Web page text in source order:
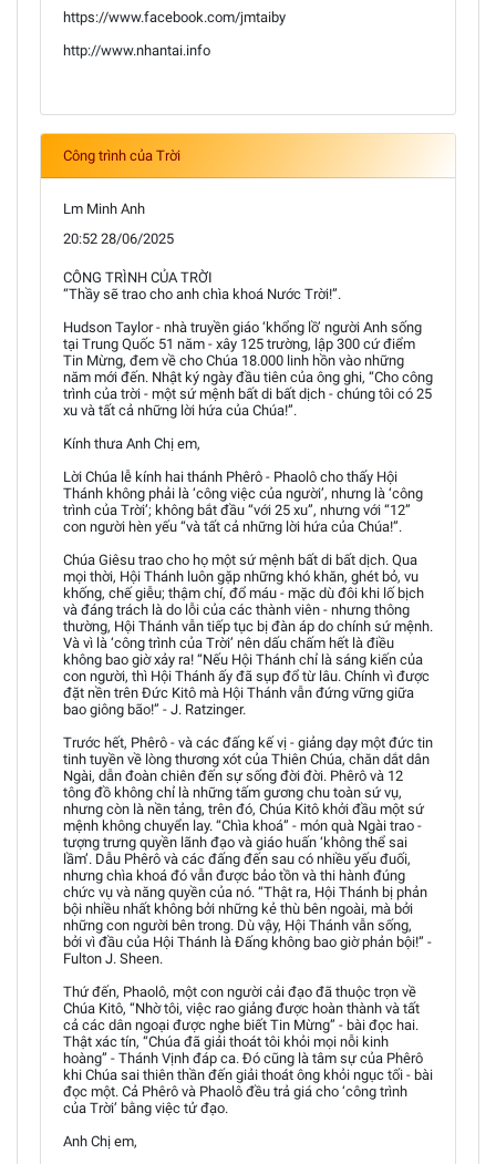
https://www.facebook.com/jmtaiby
http://www.nhantai.info
Công trình của Trời
Lm Minh Anh
20:52 28/06/2025
CÔNG TRÌNH CỦA TRỜI
“Thầy sẽ trao cho anh chìa khoá Nước Trời!”.
Hudson Taylor - nhà truyền giáo ‘khổng lồ’ người Anh sống
tại Trung Quốc 51 năm - xây 125 trường, lập 300 cứ điểm
Tin Mừng, đem về cho Chúa 18.000 linh hồn vào những
năm mới đến. Nhật ký ngày đầu tiên của ông ghi, “Cho công
trình của trời - một sứ mệnh bất di bất dịch - chúng tôi có 25
xu và tất cả những lời hứa của Chúa!”.
Kính thưa Anh Chị em,
Lời Chúa lễ kính hai thánh Phêrô - Phaolô cho thấy Hội
Thánh không phải là ‘công việc của người’, nhưng là ‘công
trình của Trời’; không bắt đầu “với 25 xu”, nhưng với “12”
con người hèn yếu “và tất cả những lời hứa của Chúa!”.
Chúa Giêsu trao cho họ một sứ mệnh bất di bất dịch. Qua
mọi thời, Hội Thánh luôn gặp những khó khăn, ghét bỏ, vu
khống, chế giễu; thậm chí, đổ máu - mặc dù đôi khi lố bịch
và đáng trách là do lỗi của các thành viên - nhưng thông
thường, Hội Thánh vẫn tiếp tục bị đàn áp do chính sứ mệnh.
Và vì là ‘công trình của Trời’ nên dấu chấm hết là điều
không bao giờ xảy ra! “Nếu Hội Thánh chỉ là sáng kiến của
con người, thì Hội Thánh ấy đã sụp đổ từ lâu. Chính vì được
đặt nền trên Đức Kitô mà Hội Thánh vẫn đứng vững giữa
bao giông bão!” - J. Ratzinger.
Trước hết, Phêrô - và các đấng kế vị - giảng dạy một đức tin
tinh tuyền về lòng thương xót của Thiên Chúa, chăn dắt dân
Ngài, dẫn đoàn chiên đến sự sống đời đời. Phêrô và 12
tông đồ không chỉ là những tấm gương chu toàn sứ vụ,
nhưng còn là nền tảng, trên đó, Chúa Kitô khởi đầu một sứ
mệnh không chuyển lay. “Chìa khoá” - món quà Ngài trao -
tượng trưng quyền lãnh đạo và giáo huấn ‘không thể sai
lầm’. Dẫu Phêrô và các đấng đến sau có nhiều yếu đuối,
nhưng chìa khoá đó vẫn được bảo tồn và thi hành đúng
chức vụ và năng quyền của nó. “Thật ra, Hội Thánh bị phản
bội nhiều nhất không bởi những kẻ thù bên ngoài, mà bởi
những con người bên trong. Dù vậy, Hội Thánh vẫn sống,
bởi vì đầu của Hội Thánh là Đấng không bao giờ phản bội!” -
Fulton J. Sheen.
Thứ đến, Phaolô, một con người cải đạo đã thuộc trọn về
Chúa Kitô, “Nhờ tôi, việc rao giảng được hoàn thành và tất
cả các dân ngoại được nghe biết Tin Mừng” - bài đọc hai.
Thật xác tín, “Chúa đã giải thoát tôi khỏi mọi nỗi kinh
hoàng” - Thánh Vịnh đáp ca. Đó cũng là tâm sự của Phêrô
khi Chúa sai thiên thần đến giải thoát ông khỏi ngục tối - bài
đọc một. Cả Phêrô và Phaolô đều trả giá cho ‘công trình
của Trời’ bằng việc tử đạo.
Anh Chị em,